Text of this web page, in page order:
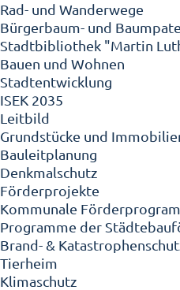
Rad- und Wanderwege
Bürgerbaum- und
Stadtbibliothek "Martin
Bauen und Wohnen
Stadtentwicklung
ISEK 2035
Leitbild
Grundstücke und
Bauleitplanung
Denkmalschutz
Förderprojekte
Kommunale
Programme der
Brand- &
Tierheim
Klimaschutz